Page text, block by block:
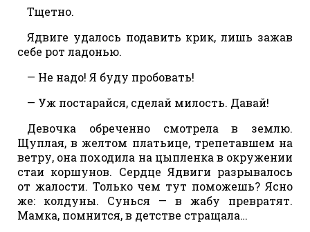
Тщетно.
Ядвиге удалось подавить крик, лишь зажав
себе рот ладонью.
— Не надо! Я буду пробовать!
— Уж постарайся, сделай милость. Давай!
Девочка обреченно смотрела в землю.
Щуплая, в желтом платьице, трепетавшем на
ветру, она походила на цыпленка в окружении
стаи коршунов. Сердце Ядвиги разрывалось
от жалости. Только чем тут поможешь? Ясно
же: колдуны. Сунься — в жабу превратят.
Мамка, помнится, в детстве стращала…